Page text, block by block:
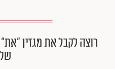
רוצה לקבל את מגזין